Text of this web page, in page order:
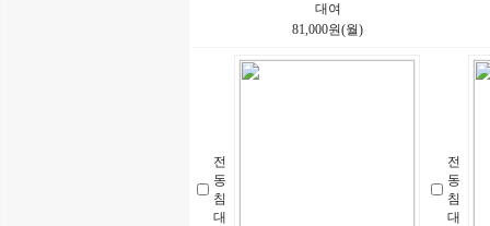
대여
81,000원(월)
전
동
침
대
전
동
침
대